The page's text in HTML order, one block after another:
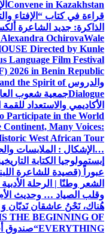
Convene in Kazakhstan
قراءة في كتاب “الإفتاء
الذاكرة: جديد الشاعرة
OchirovaWale
Directed by Kunle
Language Film Festival
2026 in Benin Republic.
والدروسthe Spirit of
Dialogueجمعية شعوب
الأكاديمي والاستعداد
Participate in the World
Continent, Many Voices:
West African Tour
…الإشكال : الملابسات
إبستمولوجيا الكتابة
عبوراً (قصيدة للشاعرة
الشعر وطنًا | الرحلة
وقلب الصياد … وحديث
هُناك، نَحْنُ عاشقان نَديّان
THE BEGINNING OF
EVERYTHING“صندوق